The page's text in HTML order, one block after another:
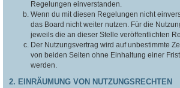
Regelungen einverstanden.
Wenn du mit diesen Regelungen nicht
das Board nicht weiter nutzen. Für die
jeweils die an dieser Stelle veröffentlichten
Der Nutzungsvertrag wird auf unbestimmte
von beiden Seiten ohne Einhaltung einer
werden.
2. EINRÄUMUNG VON NUTZUNGSRECHTEN